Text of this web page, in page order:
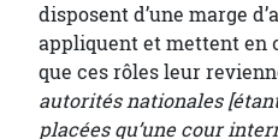
disposent d’une marge
appliquent et mettent en
que ces rôles leur
autorités nationales
placées qu’une cour